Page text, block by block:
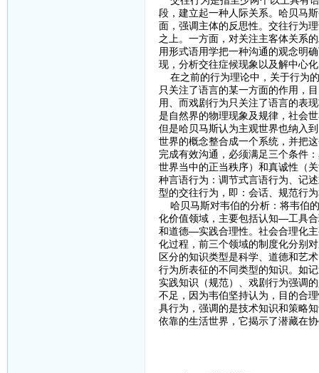
段，建立起一种人际关系。哈贝马
面，强调主体的反思性。交往行为
之上。一方面，对关注主客体关系
用形式语用学把一种沟通的观念明
现，分析交往症候现象以及解中心
在之前的行为理论中，关于行为
只关注了语言的某一方面的作用，
用、而戏剧行为只关注了语言的表
是自然界的物理现象及规律，社会
但是哈贝马斯认为主观世界也纳入
世界的概念整合成一个系统，并把
完成有效沟通，必须满足三个条件
世界当中的正当秩序）和真诚性（
种言语行为：调节式言语行为、记
型的交往行为，即：会话、规范行
哈贝马斯对韦伯的分析：将韦伯
化价值领域，主要包括认知—工具
和道德—实践合理性。社会合理化
化过程，前三个领域的制度化分别
区分的知识类型是科学、道德和艺
行为所表征的不同类型的知识。如
实践知识（规范）、戏剧行为强调
不足，因为韦伯坚持认为，目的合
具行为，强调的是技术知识和策略
依靠的生活世界，它揭示了潜藏在